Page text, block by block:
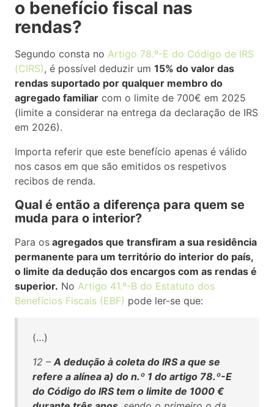
o benefício fiscal nas
rendas?
Segundo consta no Artigo 78.º-E do Código de IRS
(CIRS), é possível deduzir um 15% do valor das
rendas suportado por qualquer membro do
agregado familiar com o limite de 700€ em 2025
(limite a considerar na entrega da declaração de IRS
em 2026).
Importa referir que este benefício apenas é válido
nos casos em que são emitidos os respetivos
recibos de renda.
Qual é então a diferença para quem se
muda para o interior?
Para os agregados que transfiram a sua residência
permanente para um território do interior do país,
o limite da dedução dos encargos com as rendas é
superior. No Artigo 41.º-B do Estatuto dos
Benefícios Fiscais (EBF) pode ler-se que:
(…)
12 – A dedução à coleta do IRS a que se
refere a alínea a) do n.º 1 do artigo 78.º-E
do Código do IRS tem o limite de 1000 €